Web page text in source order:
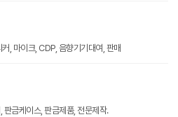
, 마이크, CDP, 음향기기대여, 판매
판금케이스, 판금제품, 전문제작.